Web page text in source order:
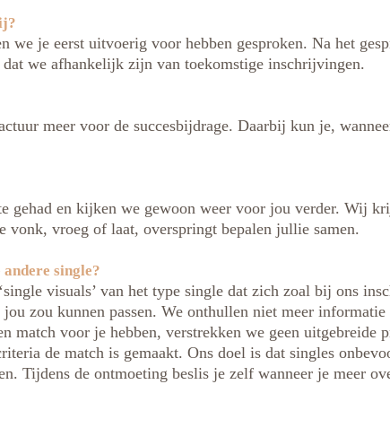
we je eerst uitvoerig voor hebben gesproken. Na het
we afhankelijk zijn van toekomstige inschrijvingen.
meer voor de succesbijdrage. Daarbij kun je,
gehad en kijken we gewoon weer voor jou verder. Wij
vonk, vroeg of laat, overspringt bepalen jullie samen.
single?
visuals’ van het type single dat zich zoal bij ons
zou kunnen passen. We onthullen niet meer
match voor je hebben, verstrekken we geen uitgebreide
de match is gemaakt. Ons doel is dat singles
Tijdens de ontmoeting beslis je zelf wanneer je meer